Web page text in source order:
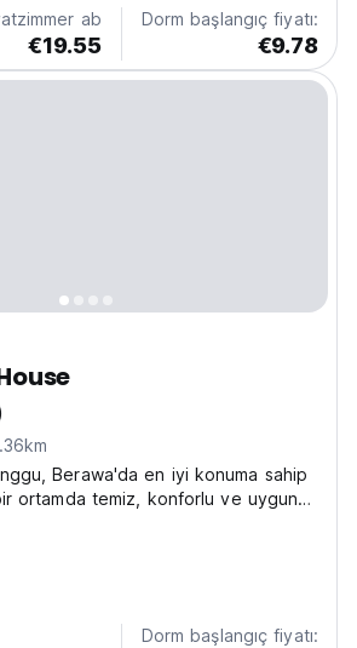
ab
€19.55
Dorm başlangıç fiyatı:
€9.78
Berawa'da en iyi konuma sahip
ortamda temiz, konforlu ve uygun
imkanı sunmaktadır.
Dorm başlangıç fiyatı: